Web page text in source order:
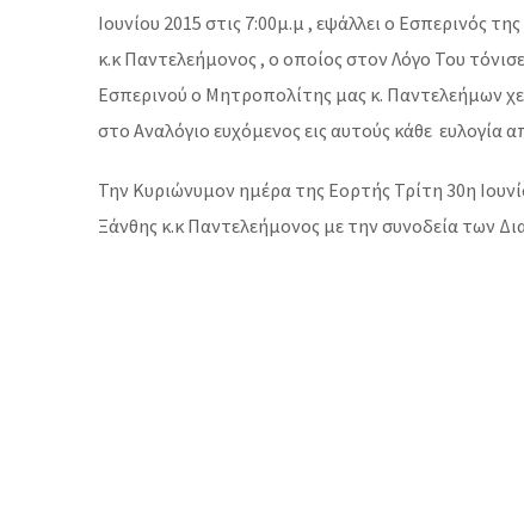
Ιουνίου 2015 στις 7:00μ.μ , εψάλλει ο Εσπερινός
κ.κ Παντελεήμονος , ο οποίος στον Λόγο Του
Εσπερινού ο Μητροπολίτης μας κ. Παντελεήμων
στο Αναλόγιο ευχόμενος εις αυτούς κάθε ευλογία
Την Κυριώνυμον ημέρα της Εορτής Τρίτη 30η
Ξάνθης κ.κ Παντελεήμονος με την συνοδεία των